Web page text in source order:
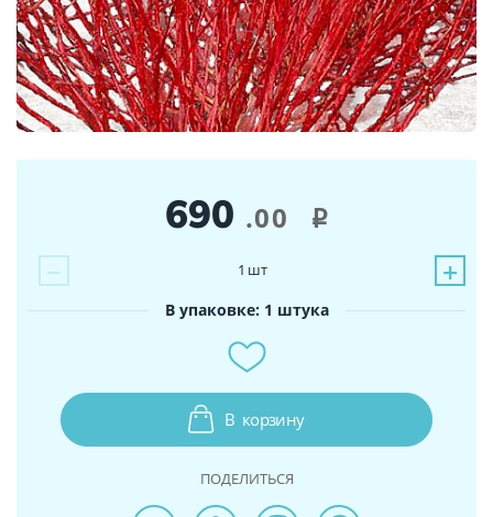
690 .00 i
− +
1 шт
В упаковке: 1 штука
В корзину
ПОДЕЛИТЬСЯ